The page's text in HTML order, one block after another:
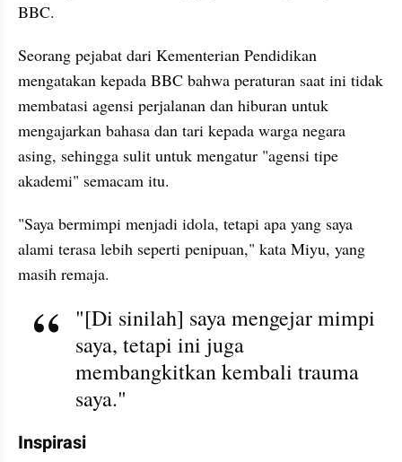
BBC.
Seorang pejabat dari Kementerian Pendidikan
mengatakan kepada BBC bahwa peraturan saat ini tidak
membatasi agensi perjalanan dan hiburan untuk
mengajarkan bahasa dan tari kepada warga negara
asing, sehingga sulit untuk mengatur "agensi tipe
akademi" semacam itu.
"Saya bermimpi menjadi idola, tetapi apa yang saya
alami terasa lebih seperti penipuan," kata Miyu, yang
masih remaja.
"[Di sinilah] saya mengejar mimpi
saya, tetapi ini juga
membangkitkan kembali trauma
saya."
Inspirasi